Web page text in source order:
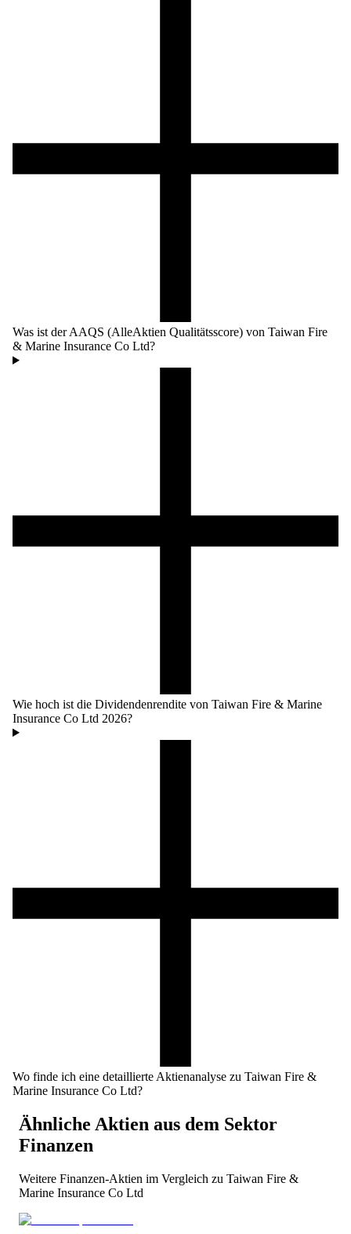
Was ist der AAQS (AlleAktien Qualitätsscore) von Taiwan Fire
& Marine Insurance Co Ltd?
Wie hoch ist die Dividendenrendite von Taiwan Fire & Marine
Insurance Co Ltd 2026?
Wo finde ich eine detaillierte Aktienanalyse zu Taiwan Fire &
Marine Insurance Co Ltd?
Ähnliche Aktien aus dem Sektor
Finanzen
Weitere Finanzen-Aktien im Vergleich zu Taiwan Fire &
Marine Insurance Co Ltd